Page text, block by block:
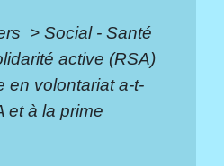
> Social - Santé
active (RSA)
en volontariat a-t-
et à la prime